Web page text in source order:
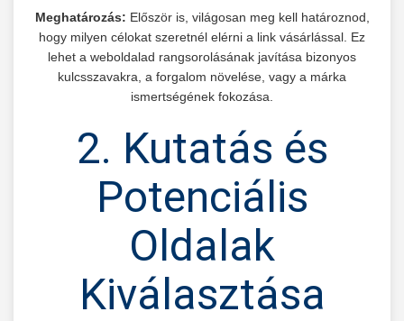
Meghatározás: Először is, világosan meg kell határoznod,
hogy milyen célokat szeretnél elérni a link vásárlással. Ez
lehet a weboldalad rangsorolásának javítása bizonyos
kulcsszavakra, a forgalom növelése, vagy a márka
ismertségének fokozása.
2. Kutatás és
Potenciális
Oldalak
Kiválasztása